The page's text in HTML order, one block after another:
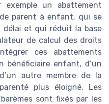
exemple un abattement
parent à enfant, qui se
délai et qui réduit la base
de calcul des droits
ces abattements
bénéficiaire enfant, d’un
autre membre de la
plus éloigné. Les
sont fixés par les